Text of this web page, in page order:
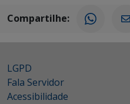
Compartilhe:
LGPD
Fala Servidor
Acessibilidade